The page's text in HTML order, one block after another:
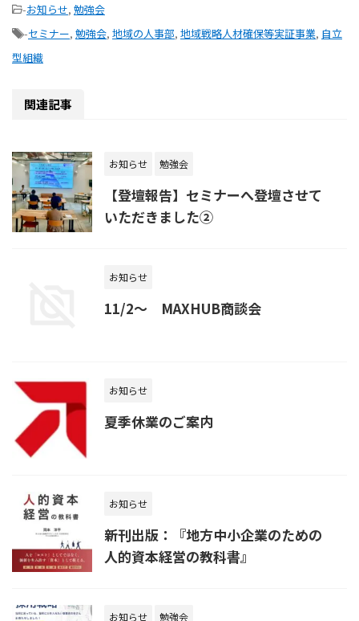
-お知らせ, 勉強会
-セミナー, 勉強会, 地域の人事部, 地域戦略人材確保等実証事業, 自立
型組織
関連記事
お知らせ 勉強会
【登壇報告】セミナーへ登壇させて
いただきました②
お知らせ
11/2～ MAXHUB商談会
お知らせ
夏季休業のご案内
お知らせ
新刊出版：『地方中小企業のための
人的資本経営の教科書』
お知らせ 勉強会